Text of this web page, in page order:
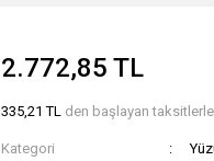
2.772,85 TL
335,21 TL den başlayan
Kategori